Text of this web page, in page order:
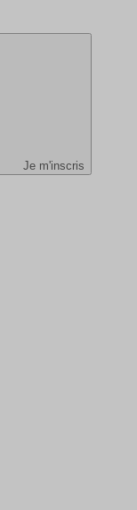
Je m'inscris